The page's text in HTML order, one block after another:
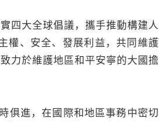
四大全球倡議，攜手推動構建人
權、安全、發展利益，共同維護
力於維護地區和平安寧的大國擔
進，在國際和地區事務中密切